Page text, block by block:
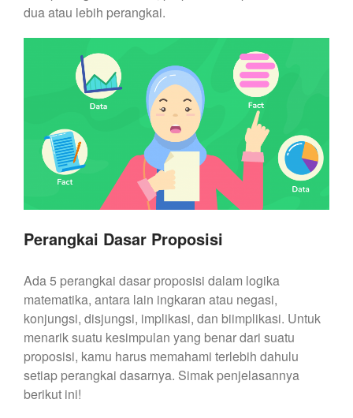
dua atau lebih perangkai.
Perangkai Dasar Proposisi
Ada 5 perangkai dasar proposisi dalam logika
matematika, antara lain ingkaran atau negasi,
konjungsi, disjungsi, implikasi, dan biimplikasi. Untuk
menarik suatu kesimpulan yang benar dari suatu
proposisi, kamu harus memahami terlebih dahulu
setiap perangkai dasarnya. Simak penjelasannya
berikut ini!